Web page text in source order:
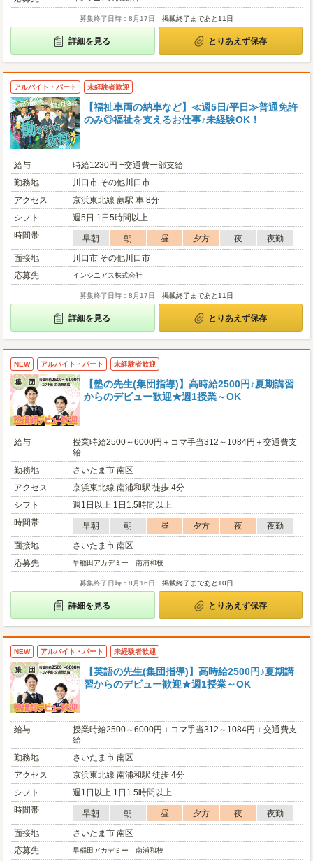
募集終了日時：8月17日 掲載終了まであと11日
詳細を見る とりあえず保存
アルバイト・パート 未経験者歓迎
【福祉車両の納車など】≪週5日/平日≫普通免許
のみ◎福祉を支えるお仕事♪未経験OK！
給与
時給1230円 +交通費一部支給
勤務地
川口市 その他川口市
アクセス
京浜東北線 蕨駅 車 8分
シフト
週5日 1日5時間以上
時間帯
早朝 朝 昼 夕方 夜
夜勤
面接地
川口市 その他川口市
応募先
インジニアス株式会社
募集終了日時：8月17日 掲載終了まであと11日
詳細を見る とりあえず保存
NEW アルバイト・パート 未経験者歓迎
【塾の先生(集団指導)】高時給2500円♪夏期講習
からのデビュー歓迎★週1授業～OK
給与
授業時給2500～6000円＋コマ手当312～1084円＋交通費支
給
勤務地
さいたま市 南区
アクセス
京浜東北線 南浦和駅 徒歩 4分
シフト
週1日以上 1日1.5時間以上
時間帯
早朝 朝 昼 夕方 夜
夜勤
面接地
さいたま市 南区
応募先
早稲田アカデミー 南浦和校
募集終了日時：8月16日 掲載終了まであと10日
詳細を見る とりあえず保存
NEW アルバイト・パート 未経験者歓迎
【英語の先生(集団指導)】高時給2500円♪夏期講
習からのデビュー歓迎★週1授業～OK
給与
授業時給2500～6000円＋コマ手当312～1084円＋交通費支
給
勤務地
さいたま市 南区
アクセス
京浜東北線 南浦和駅 徒歩 4分
シフト
週1日以上 1日1.5時間以上
時間帯
早朝 朝 昼 夕方 夜
夜勤
面接地
さいたま市 南区
応募先
早稲田アカデミー 南浦和校